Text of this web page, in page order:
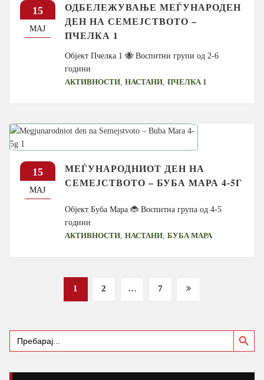
15
МАЈ
ОДБЕЛЕЖУВАЊЕ МЕЃУНАРОДЕН
ДЕН НА СЕМЕЈСТВОТО –
ПЧЕЛКА 1
Објект Пчелка 1 🐝 Воспитни групи од 2-6
години
АКТИВНОСТИ ,НАСТАНИ ,ПЧЕЛКА 1
15
МАЈ
МЕЃУНАРОДНИОТ ДЕН НА
СЕМЕЈСТВОТО – БУБА МАРА 4-5Г
Објект Буба Мара 🐞 Воспитна група од 4-5
години
АКТИВНОСТИ,НАСТАНИ,БУБА МАРА
pagination
1 2 … 7
Search
for:
Search Button